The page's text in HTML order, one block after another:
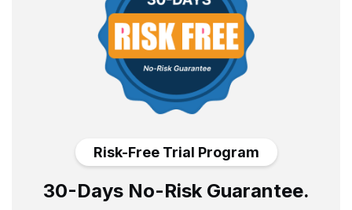
Risk-Free Trial Program
30-Days No-Risk Guarantee.